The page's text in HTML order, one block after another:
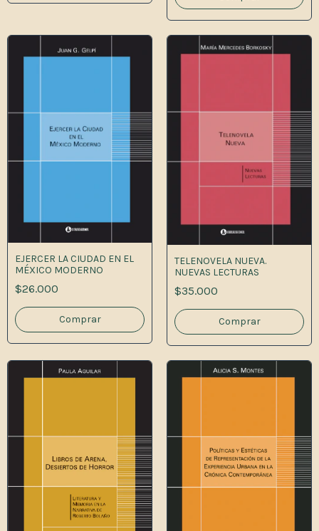
EJERCER LA CIUDAD EN EL
MÉXICO MODERNO
$26.000
TELENOVELA NUEVA.
NUEVAS LECTURAS
$35.000